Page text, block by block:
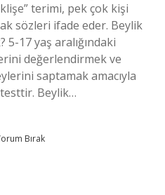
terimi, pek çok kişi
sözleri ifade eder. Beylik
17 yaş aralığındaki
değerlendirmek ve
saptamak amacıyla
testtir. Beylik…
Bırak